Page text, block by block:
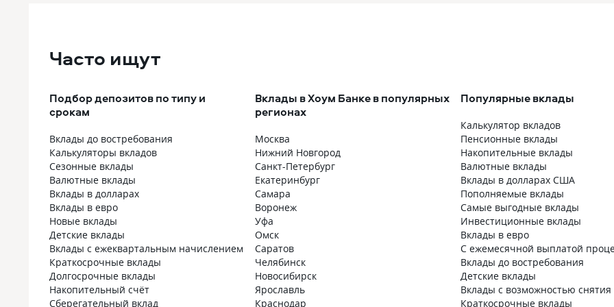
Часто ищут
Подбор депозитов по типу и
срокам
Вклады до востребования
Калькуляторы вкладов
Сезонные вклады
Валютные вклады
Вклады в долларах
Вклады в евро
Новые вклады
Детские вклады
Вклады с ежеквартальным начислением
Краткосрочные вклады
Долгосрочные вклады
Накопительный счёт
Сберегательный вклад
Вклады в Хоум Банке в популярных
регионах
Москва
Нижний Новгород
Санкт-Петербург
Екатеринбург
Самара
Воронеж
Уфа
Омск
Саратов
Челябинск
Новосибирск
Ярославль
Краснодар
Популярные вклады
Калькулятор вкладов
Пенсионные вклады
Накопительные вклады
Валютные вклады
Вклады в долларах США
Пополняемые вклады
Самые выгодные вклады
Инвестиционные вклады
Вклады в евро
С ежемесячной выплатой
Вклады до востребования
Детские вклады
Вклады с возможностью снятия
Краткосрочные вклады